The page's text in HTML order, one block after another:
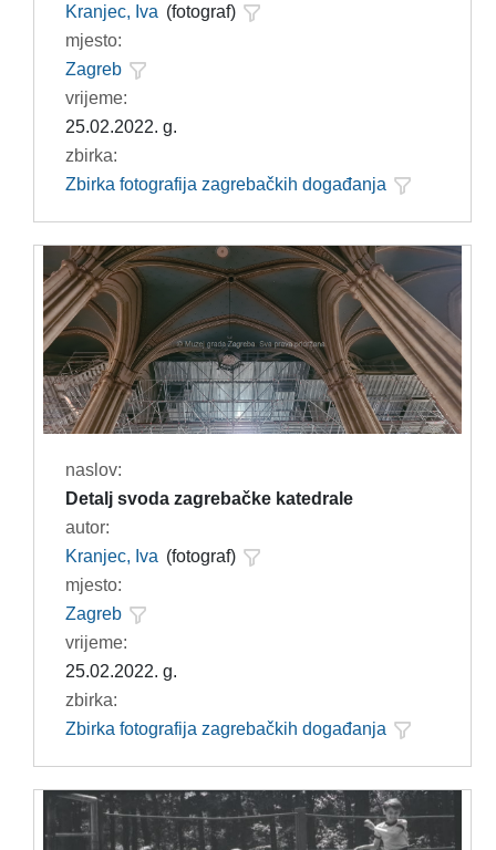
Kranjec, Iva (fotograf)
mjesto:
Zagreb
vrijeme:
25.02.2022. g.
zbirka:
Zbirka fotografija zagrebačkih događanja
naslov:
Detalj svoda zagrebačke katedrale
autor:
Kranjec, Iva (fotograf)
mjesto:
Zagreb
vrijeme:
25.02.2022. g.
zbirka:
Zbirka fotografija zagrebačkih događanja